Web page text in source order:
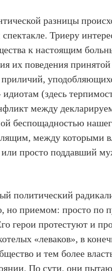
разницы
Триеру
к настоящим
их поведения
(здесь
между
беспощадностью
между которыми
просто поддавший
политический
но приемом: просто по
герои протестуют и
«леваков», в
и тем более
По сути, они